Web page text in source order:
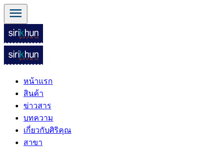
menu
หน้าแรก
สินค้า
ข่าวสาร
บทความ
เกี่ยวกับศิริคุณ
สาขา